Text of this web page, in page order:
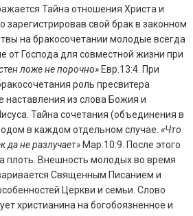
Тайна отношения Христа и
зарегистрировав свой брак в законном
на бракосочетании молодые всегда
от Господа для совместной жизни при
ложе не порочно»Евр.13:4. При
роль пресвитера
наставления из слова Божия и
Тайна сочетания (объединения в
в каждом отдельном случае. «Что
да не разлучает»Мар.10:9. После этого
плоть. Внешность молодых во время
Священным Писанием и
Церкви и семьи. Слово
христианина на богобоязненное и